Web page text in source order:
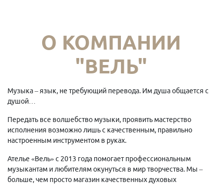
О КОМПАНИИ
"ВЕЛЬ"
Музыка – язык, не требующий перевода. Им душа общается с
душой…
Передать все волшебство музыки, проявить мастерство
исполнения возможно лишь с качественным, правильно
настроенным инструментом в руках.
Ателье «Вель» с 2013 года помогает профессиональным
музыкантам и любителям окунуться в мир творчества. Мы –
больше, чем просто магазин качественных духовых